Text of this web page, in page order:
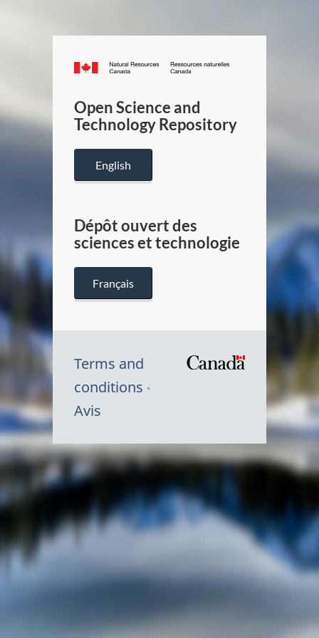
Canada.ca
/
Canada
Open Science and
Technology Repository
English
Dépôt ouvert des
sciences et technologie
Français
Terms and
conditions
Avis
Symbole
du
Canada